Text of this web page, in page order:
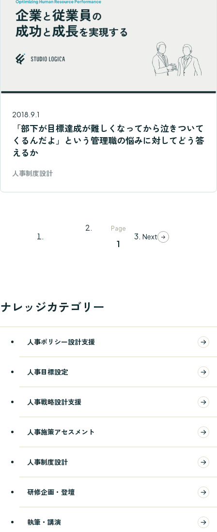
2018.9.1
「部下が目標達成が難しくなってから泣きついて
くるんだよ」という管理職の悩みに対してどう答
えるか
人事制度設計
Page
1
Next
ナレッジカテゴリー
人事ポリシー設計支援
人事目標設定
人事戦略設計支援
人事施策アセスメント
人事制度設計
研修企画・登壇
執筆・講演